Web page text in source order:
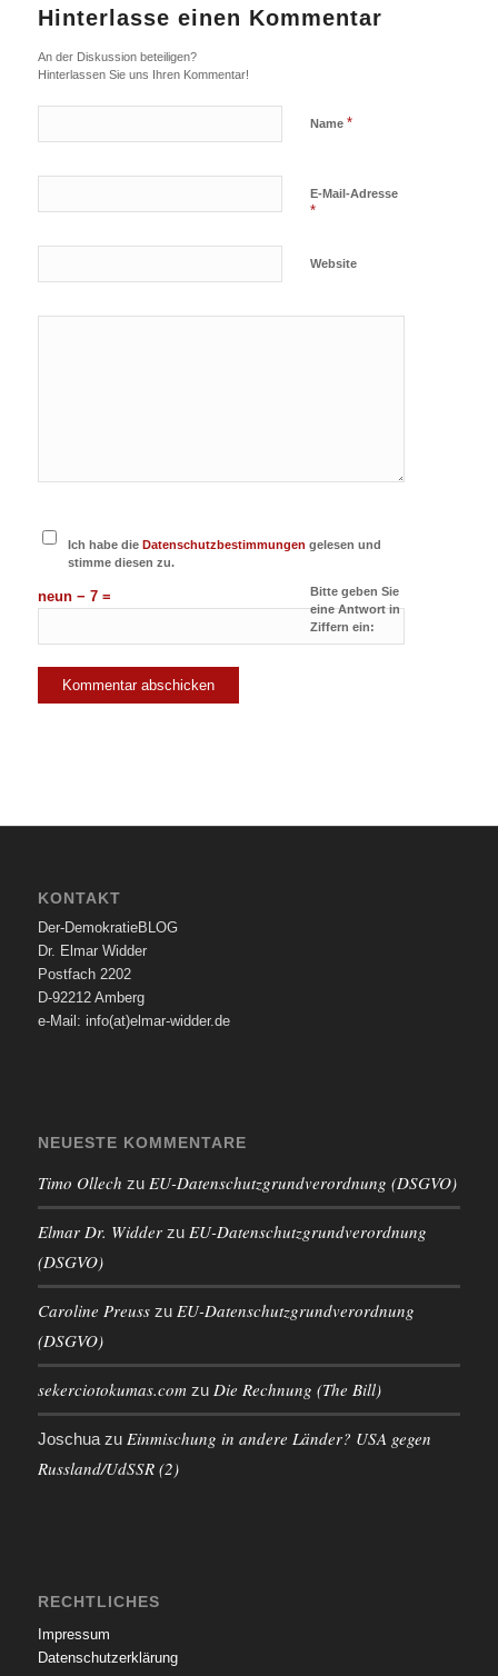
Hinterlasse einen Kommentar
An der Diskussion beteiligen?
Hinterlassen Sie uns Ihren Kommentar!
Name *
E-Mail-Adresse
*
Website
Ich habe dieDatenschutzbestimmungen gelesen und
stimme diesen zu.
Bitte geben Sie
eine Antwort in
Ziffern ein:
neun − 7 =
KONTAKT
Der-DemokratieBLOG
Dr. Elmar Widder
Postfach 2202
D-92212 Amberg
e-Mail: info(at)elmar-widder.de
NEUESTE KOMMENTARE
Timo Ollech zu EU-Datenschutzgrundverordnung (DSGVO)
Elmar Dr. Widderzu EU-Datenschutzgrundverordnung
(DSGVO)
Caroline Preusszu EU-Datenschutzgrundverordnung
(DSGVO)
sekerciotokumas.comzu Die Rechnung (The Bill)
Joschuazu Einmischung in andere Länder? USA gegen
Russland/UdSSR (2)
RECHTLICHES
Impressum
Datenschutzerklärung